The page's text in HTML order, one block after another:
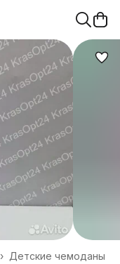
Детские чемоданы
›